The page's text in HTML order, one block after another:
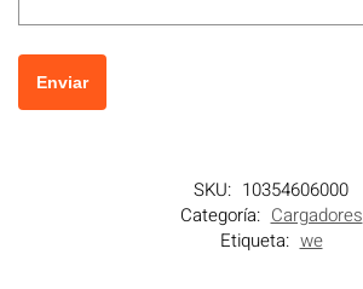
SKU: 10354606000
Categoría: Cargadores
Etiqueta: we